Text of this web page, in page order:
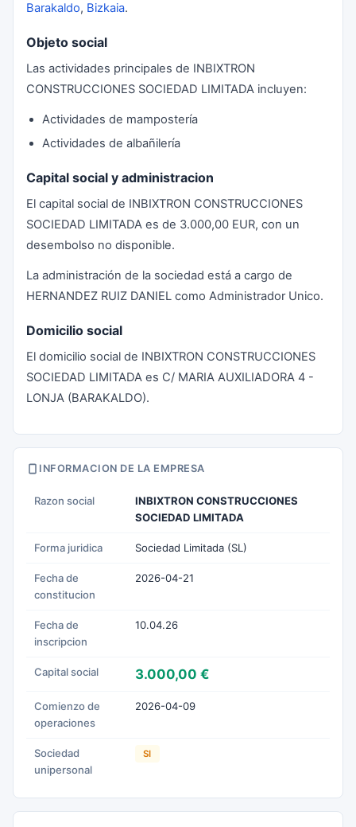
Barakaldo, Bizkaia.
Objeto social
Las actividades principales de INBIXTRON
CONSTRUCCIONES SOCIEDAD LIMITADA incluyen:
Actividades de mampostería
Actividades de albañilería
Capital social y administracion
El capital social de INBIXTRON CONSTRUCCIONES
SOCIEDAD LIMITADA es de 3.000,00 EUR, con un
desembolso no disponible.
La administración de la sociedad está a cargo de
HERNANDEZ RUIZ DANIEL como Administrador Unico.
Domicilio social
El domicilio social de INBIXTRON CONSTRUCCIONES
SOCIEDAD LIMITADA es C/ MARIA AUXILIADORA 4 -
LONJA (BARAKALDO).
INFORMACION DE LA EMPRESA
Razon social
INBIXTRON CONSTRUCCIONES
SOCIEDAD LIMITADA
Forma juridica Sociedad Limitada (SL)
Fecha de
constitucion
2026-04-21
Fecha de
inscripcion
10.04.26
Capital social 3.000,00 €
Comienzo de
operaciones
2026-04-09
Sociedad
unipersonal
SI